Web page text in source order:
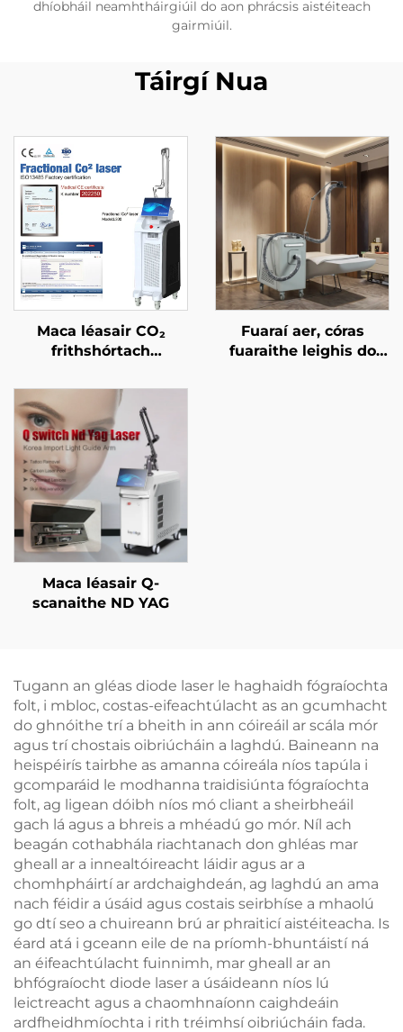
dhíobháil neamhtháirgiúil do aon phrácsis aistéiteach
gairmiúil.
Táirgí Nua
Maca léasair CO₂
frithshórtach
ag an CE Leighis, agus
ag an MMDSAP
Fuaraí aer, córas
fuaraithe leighis do
Maca léasair Q-
scanaithe ND YAG
Tugann an gléas diode laser le haghaidh fógraíochta
folt, i mbloc, costas-eifeachtúlacht as an gcumhacht
do ghnóithe trí a bheith in ann cóireáil ar scála mór
agus trí chostais oibriúcháin a laghdú. Baineann na
heispéirís tairbhe as amanna cóireála níos tapúla i
gcomparáid le modhanna traidisiúnta fógraíochta
folt, ag ligean dóibh níos mó cliant a sheirbheáil
gach lá agus a bhreis a mhéadú go mór. Níl ach
beagán cothabhála riachtanach don ghléas mar
gheall ar a innealtóireacht láidir agus ar a
chomhpháirtí ar ardchaighdeán, ag laghdú an ama
nach féidir a úsáid agus costais seirbhíse a mhaolú
go dtí seo a chuireann brú ar phraiticí aistéiteacha. Is
éard atá i gceann eile de na príomh-bhuntáistí ná
an éifeachtúlacht fuinnimh, mar gheall ar an
bhfógraíocht diode laser a úsáideann níos lú
leictreacht agus a chaomhnaíonn caighdeáin
ardfheidhmíochta i rith tréimhsí oibriúcháin fada.